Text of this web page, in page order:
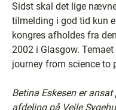
Sidst skal det lige
tilmelding i god tid kun
kongres afholdes fra
2002 i Glasgow.
journey from science to
Betina Eskesen er
afdeling på Vejle